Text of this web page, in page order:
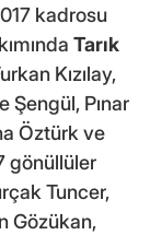
kadrosu
Tarık
Kızılay,
Şengül, Pınar
Öztürk ve
gönüllüler
Tuncer,
Gözükan,